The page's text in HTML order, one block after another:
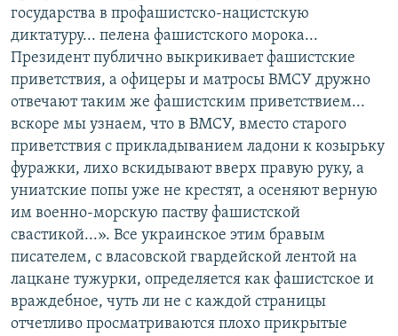
государства в профашистско-нацистскую
диктатуру... пелена фашистского морока...
Президент публично выкрикивает фашистские
приветствия, а офицеры и матросы ВМСУ дружно
отвечают таким же фашистским приветствием...
вскоре мы узнаем, что в ВМСУ, вместо старого
приветствия с прикладыванием ладони к козырьку
фуражки, лихо вскидывают вверх правую руку, а
униатские попы уже не крестят, а осеняют верную
им военно-морскую паству фашистской
свастикой...». Все украинское этим бравым
писателем, с власовской гвардейской лентой на
лацкане тужурки, определяется как фашистское и
враждебное, чуть ли не с каждой страницы
отчетливо просматриваются плохо прикрытые